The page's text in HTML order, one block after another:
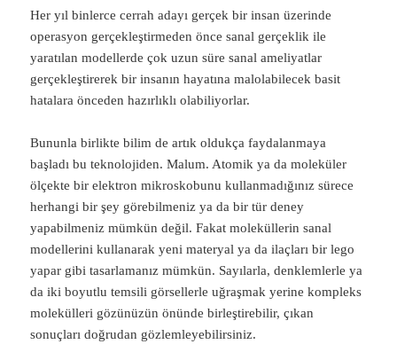
Her yıl binlerce cerrah adayı gerçek bir insan üzerinde
operasyon gerçekleştirmeden önce sanal gerçeklik ile
yaratılan modellerde çok uzun süre sanal ameliyatlar
gerçekleştirerek bir insanın hayatına malolabilecek basit
hatalara önceden hazırlıklı olabiliyorlar.
Bununla birlikte bilim de artık oldukça faydalanmaya
başladı bu teknolojiden. Malum. Atomik ya da moleküler
ölçekte bir elektron mikroskobunu kullanmadığınız sürece
herhangi bir şey görebilmeniz ya da bir tür deney
yapabilmeniz mümkün değil. Fakat moleküllerin sanal
modellerini kullanarak yeni materyal ya da ilaçları bir lego
yapar gibi tasarlamanız mümkün. Sayılarla, denklemlerle ya
da iki boyutlu temsili görsellerle uğraşmak yerine kompleks
molekülleri gözünüzün önünde birleştirebilir, çıkan
sonuçları doğrudan gözlemleyebilirsiniz.